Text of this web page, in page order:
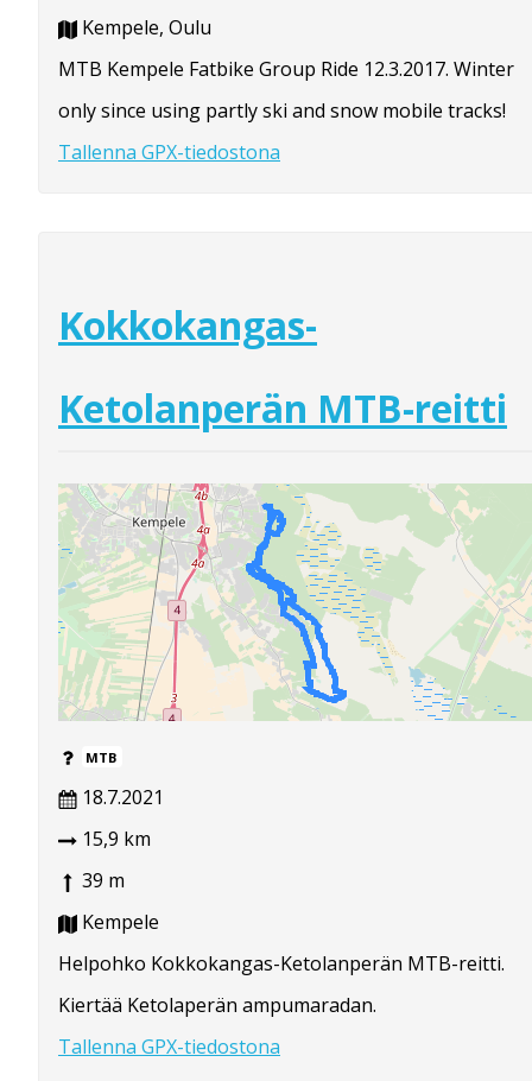
Kempele, Oulu
MTB Kempele Fatbike Group Ride 12.3.2017. Winter
only since using partly ski and snow mobile tracks!
Tallenna GPX-tiedostona
Kokkokangas-
Ketolanperän MTB-reitti
MTB
18.7.2021
15,9 km
39 m
Kempele
Helpohko Kokkokangas-Ketolanperän MTB-reitti.
Kiertää Ketolaperän ampumaradan.
Tallenna GPX-tiedostona